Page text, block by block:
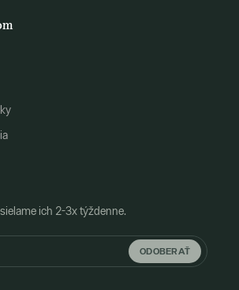
ich 2-3x týždenne.
ODOBERAŤ